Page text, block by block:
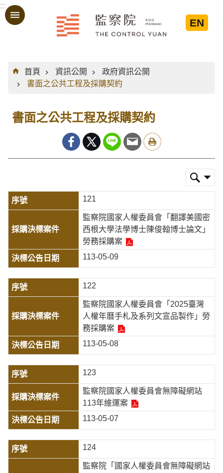
跳到主要內容區塊
:::
EN
:::
首頁
資訊公開
政府資訊公開
書面之公共工程及採購契約
書面之公共工程及採購契約
121
監察院國家人權委員會「翻譯美國密
西根大學法學博士陳俊翰博士論文」
勞務採購案
113-05-09
122
監察院國家人權委員會「2025臺灣
人權年曆手札及系列文宣品製作」勞
務採購案
113-05-08
123
監察院國家人權委員會無障礙網站
113年維運案
113-05-07
124
監察院「國家人權委員會無障礙網站